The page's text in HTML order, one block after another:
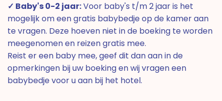
✓ Baby's 0-2 jaar:Voor baby's t/m 2 jaar is het
mogelijk om een gratis babybedje op de kamer aan
te vragen. Deze hoeven niet in de boeking te worden
meegenomen en reizen gratis mee.
Reist er een baby mee, geef dit dan aan in de
opmerkingen bij uw boeking en wij vragen een
babybedje voor u aan bij het hotel.